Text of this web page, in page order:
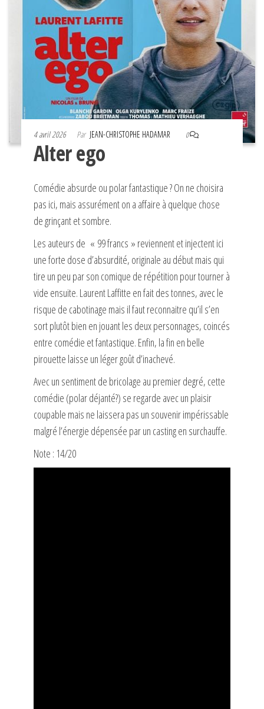
4 avril 2026 Par JEAN-CHRISTOPHE HADAMAR 0
Alter ego
Comédie absurde ou polar fantastique ? On ne choisira
pas ici, mais assurément on a affaire à quelque chose
de grinçant et sombre.
Les auteurs de « 99 francs » reviennent et injectent ici
une forte dose d’absurdité, originale au début mais qui
tire un peu par son comique de répétition pour tourner à
vide ensuite. Laurent Laffitte en fait des tonnes, avec le
risque de cabotinage mais il faut reconnaitre qu’il s’en
sort plutôt bien en jouant les deux personnages, coincés
entre comédie et fantastique. Enfin, la fin en belle
pirouette laisse un léger goût d’inachevé.
Avec un sentiment de bricolage au premier degré, cette
comédie (polar déjanté?) se regarde avec un plaisir
coupable mais ne laissera pas un souvenir impérissable
malgré l’énergie dépensée par un casting en surchauffe.
Note : 14/20